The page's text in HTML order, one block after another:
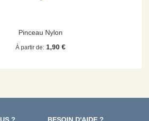
Pinceau Nylon
À partir de 1,90 €